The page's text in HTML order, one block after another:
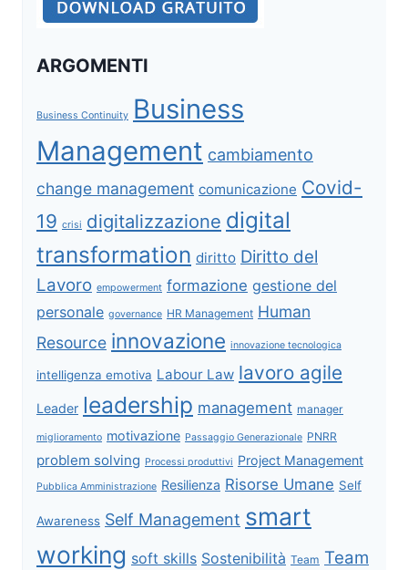
ARGOMENTI
Business Continuity Business
Management cambiamento
change management comunicazione Covid-
19 crisi digitalizzazione digital
transformation diritto Diritto del
Lavoro empowerment formazione gestione del
personale governance HR Management Human
Resource innovazione innovazione tecnologica
intelligenza emotiva Labour Law lavoro agile
Leader leadership management manager
miglioramento motivazione Passaggio Generazionale PNRR
problem solving Processi produttivi Project Management
Pubblica Amministrazione Resilienza Risorse Umane Self
Awareness Self Management smart
working soft skills Sostenibilità Team Team